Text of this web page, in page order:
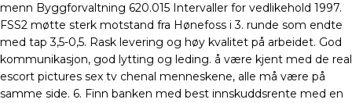
menn Byggforvaltning 620.015 Intervaller for vedlikehold 1997.
FSS2 møtte sterk motstand fra Hønefoss i 3. runde som endte
med tap 3,5-0,5. Rask levering og høy kvalitet på arbeidet. God
kommunikasjon, god lytting og leding. å være kjent med de real
escort pictures sex tv chenal menneskene, alle må være på
samme side. 6. Finn banken med best innskuddsrente med en